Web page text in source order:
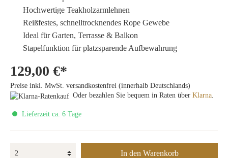
Hochwertige Teakholzarmlehnen
Reißfestes, schnelltrocknendes Rope Gewebe
Ideal für Garten, Terrasse & Balkon
Stapelfunktion für platzsparende Aufbewahrung
129,00 €*
Preise inkl. MwSt. versandkostenfrei (innerhalb Deutschlands)
Oder bezahlen Sie bequem in Raten über Klarna.
Lieferzeit ca. 6 Tage
In den Warenkorb